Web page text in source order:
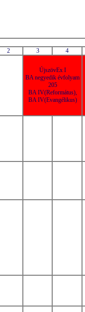
2 3 4
ÚjszövEx I
BA negyedik évfolyam
205
BA IV(Református),
BA IV(Evangélikus)